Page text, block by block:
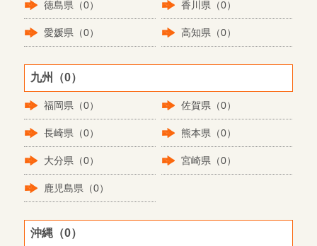
徳島県（0） 香川県（0）
愛媛県（0） 高知県（0）
九州（0）
福岡県（0） 佐賀県（0）
長崎県（0） 熊本県（0）
大分県（0） 宮崎県（0）
鹿児島県（0）
沖縄（0）